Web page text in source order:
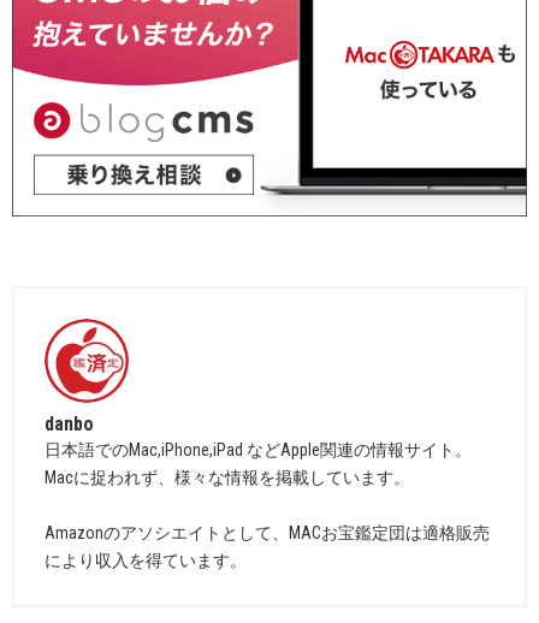
danbo
日本語でのMac,iPhone,iPad などApple関連の情報サイト。
Macに捉われず、様々な情報を掲載しています。
Amazonのアソシエイトとして、MACお宝鑑定団は適格販売
により収入を得ています。